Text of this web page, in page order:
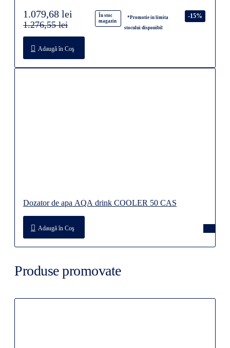
În stoc
magazin
*Promotie in limita
stocului disponibil
-15%
1.079,68 lei
1.276,55 lei
Adaugă în Coş
Dozator de apa AQA drink COOLER 50 CAS
Adaugă în Coş
Produse promovate